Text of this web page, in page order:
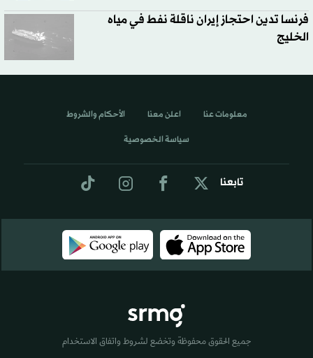
فرنسا تدين احتجاز إيران ناقلة نفط في مياه
الخليج
تابعنا
معلومات عنا اعلن معنا الأحكام والشروط
سياسة الخصوصية
جميع الحقوق محفوظة وتخضع لشروط واتفاق الاستخدام